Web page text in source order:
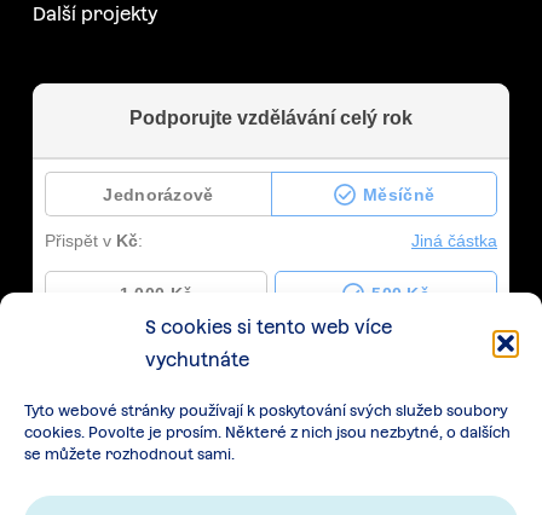
S cookies si tento web více
vychutnáte
Tyto webové stránky používají k poskytování svých služeb soubory
cookies. Povolte je prosím. Některé z nich jsou nezbytné, o dalších
se můžete rozhodnout sami.
Další projekty